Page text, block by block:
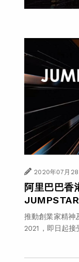
2020年07月28
阿里巴巴香
推動創業家精神
2021，即日起